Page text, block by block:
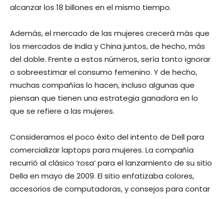
alcanzar los 18 billones en el mismo tiempo.
Además, el mercado de las mujeres crecerá más que
los mercados de India y China juntos, de hecho, más
del doble. Frente a estos números, sería tonto ignorar
o sobreestimar el consumo femenino. Y de hecho,
muchas compañías lo hacen, incluso algunas que
piensan que tienen una estrategia ganadora en lo
que se refiere a las mujeres.
Consideramos el poco éxito del intento de Dell para
comercializar laptops para mujeres. La compañía
recurrió al clásico ‘rosa’ para el lanzamiento de su sitio
Della en mayo de 2009. El sitio enfatizaba colores,
accesorios de computadoras, y consejos para contar